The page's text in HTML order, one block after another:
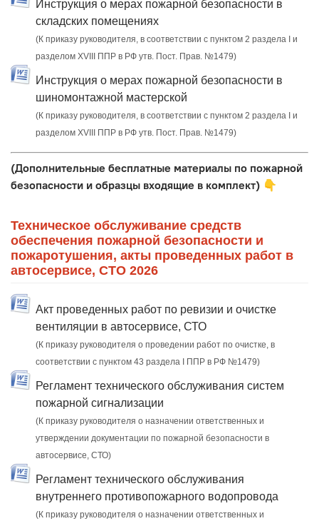
Инструкция о мерах пожарной безопасности в
складских помещениях
(К приказу руководителя, в соответствии с пунктом 2 раздела I и
разделом XVIII ППР в РФ утв. Пост. Прав. №1479)
Инструкция о мерах пожарной безопасности в
шиномонтажной мастерской
(К приказу руководителя, в соответствии с пунктом 2 раздела I и
разделом XVIII ППР в РФ утв. Пост. Прав. №1479)
(Дополнительные бесплатные материалы по пожарной
безопасности и образцы входящие в комплект) 👇
Техническое обслуживание средств
обеспечения пожарной безопасности и
пожаротушения, акты проведенных работ в
автосервисе, СТО 2026
Акт проведенных работ по ревизии и очистке
вентиляции в автосервисе, СТО
(К приказу руководителя о проведении работ по очистке, в
соответствии с пунктом 43 раздела I ППР в РФ №1479)
Регламент технического обслуживания систем
пожарной сигнализации
(К приказу руководителя о назначении ответственных и
утверждении документации по пожарной безопасности в
автосервисе, СТО)
Регламент технического обслуживания
внутреннего противопожарного водопровода
(К приказу руководителя о назначении ответственных и